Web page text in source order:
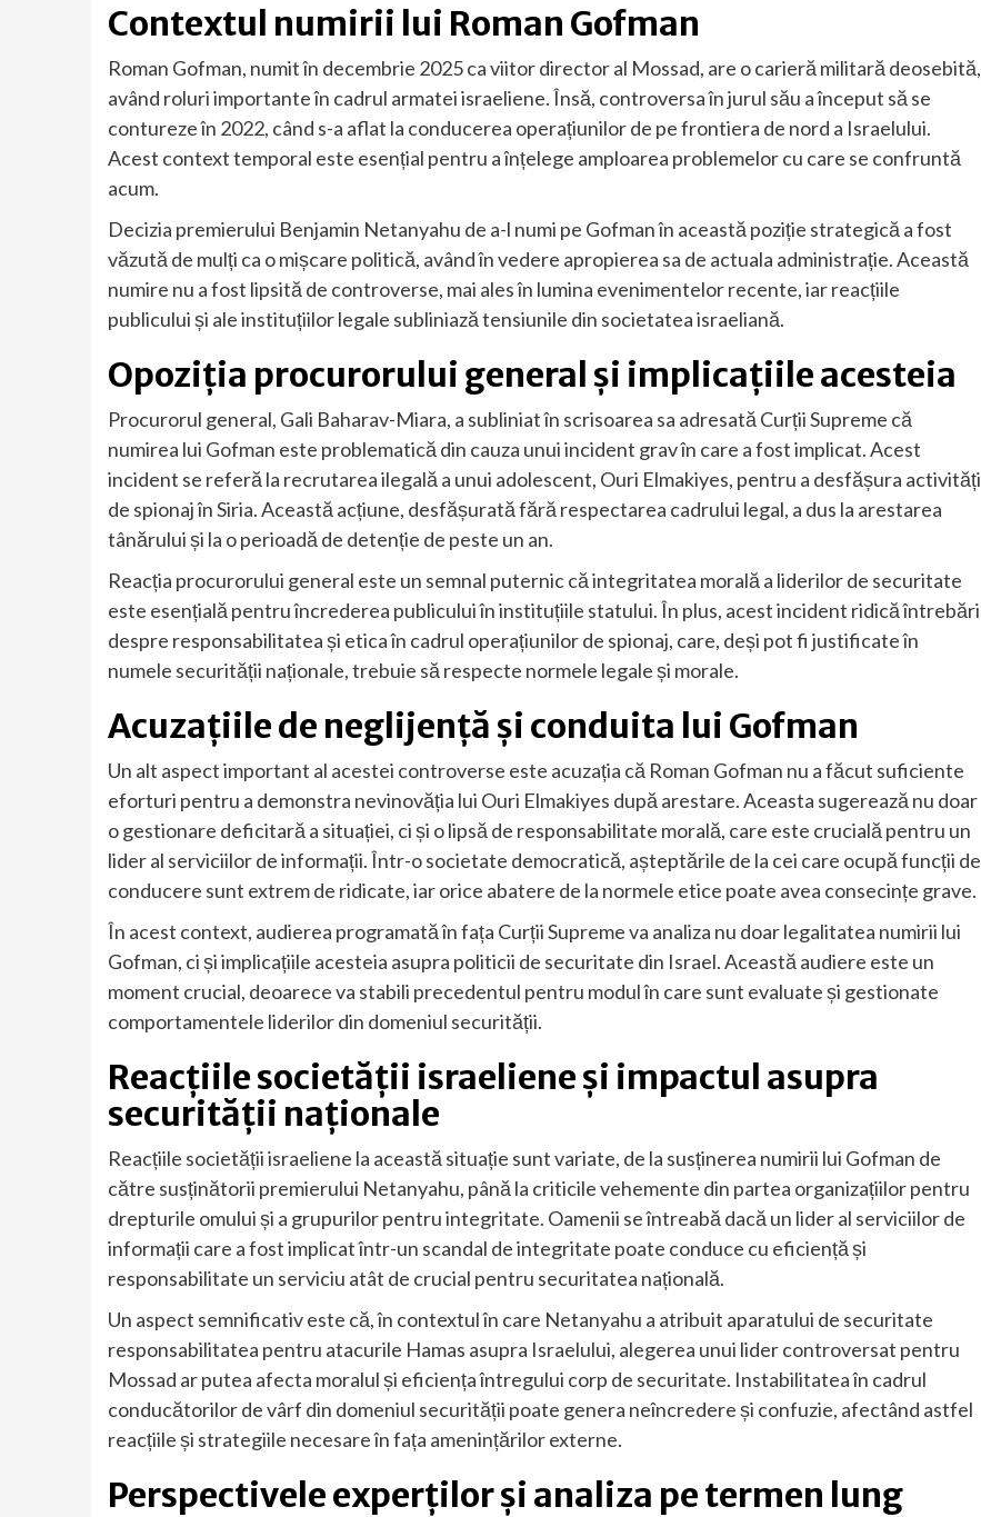
Contextul numirii lui Roman Gofman
Roman Gofman, numit în decembrie 2025 ca viitor director al Mossad, are o carieră militară deosebită,
având roluri importante în cadrul armatei israeliene. Însă, controversa în jurul său a început să se
contureze în 2022, când s-a aflat la conducerea operațiunilor de pe frontiera de nord a Israelului.
Acest context temporal este esențial pentru a înțelege amploarea problemelor cu care se confruntă
acum.
Decizia premierului Benjamin Netanyahu de a-l numi pe Gofman în această poziție strategică a fost
văzută de mulți ca o mișcare politică, având în vedere apropierea sa de actuala administrație. Această
numire nu a fost lipsită de controverse, mai ales în lumina evenimentelor recente, iar reacțiile
publicului și ale instituțiilor legale subliniază tensiunile din societatea israeliană.
Opoziția procurorului general și implicațiile acesteia
Procurorul general, Gali Baharav-Miara, a subliniat în scrisoarea sa adresată Curții Supreme că
numirea lui Gofman este problematică din cauza unui incident grav în care a fost implicat. Acest
incident se referă la recrutarea ilegală a unui adolescent, Ouri Elmakiyes, pentru a desfășura activități
de spionaj în Siria. Această acțiune, desfășurată fără respectarea cadrului legal, a dus la arestarea
tânărului și la o perioadă de detenție de peste un an.
Reacția procurorului general este un semnal puternic că integritatea morală a liderilor de securitate
este esențială pentru încrederea publicului în instituțiile statului. În plus, acest incident ridică întrebări
despre responsabilitatea și etica în cadrul operațiunilor de spionaj, care, deși pot fi justificate în
numele securității naționale, trebuie să respecte normele legale și morale.
Acuzațiile de neglijență și conduita lui Gofman
Un alt aspect important al acestei controverse este acuzația că Roman Gofman nu a făcut suficiente
eforturi pentru a demonstra nevinovăția lui Ouri Elmakiyes după arestare. Aceasta sugerează nu doar
o gestionare deficitară a situației, ci și o lipsă de responsabilitate morală, care este crucială pentru un
lider al serviciilor de informații. Într-o societate democratică, așteptările de la cei care ocupă funcții de
conducere sunt extrem de ridicate, iar orice abatere de la normele etice poate avea consecințe grave.
În acest context, audierea programată în fața Curții Supreme va analiza nu doar legalitatea numirii lui
Gofman, ci și implicațiile acesteia asupra politicii de securitate din Israel. Această audiere este un
moment crucial, deoarece va stabili precedentul pentru modul în care sunt evaluate și gestionate
comportamentele liderilor din domeniul securității.
Reacțiile societății israeliene și impactul asupra
securității naționale
Reacțiile societății israeliene la această situație sunt variate, de la susținerea numirii lui Gofman de
către susținătorii premierului Netanyahu, până la criticile vehemente din partea organizațiilor pentru
drepturile omului și a grupurilor pentru integritate. Oamenii se întreabă dacă un lider al serviciilor de
informații care a fost implicat într-un scandal de integritate poate conduce cu eficiență și
responsabilitate un serviciu atât de crucial pentru securitatea națională.
Un aspect semnificativ este că, în contextul în care Netanyahu a atribuit aparatului de securitate
responsabilitatea pentru atacurile Hamas asupra Israelului, alegerea unui lider controversat pentru
Mossad ar putea afecta moralul și eficiența întregului corp de securitate. Instabilitatea în cadrul
conducătorilor de vârf din domeniul securității poate genera neîncredere și confuzie, afectând astfel
reacțiile și strategiile necesare în fața amenințărilor externe.
Perspectivele experților și analiza pe termen lung